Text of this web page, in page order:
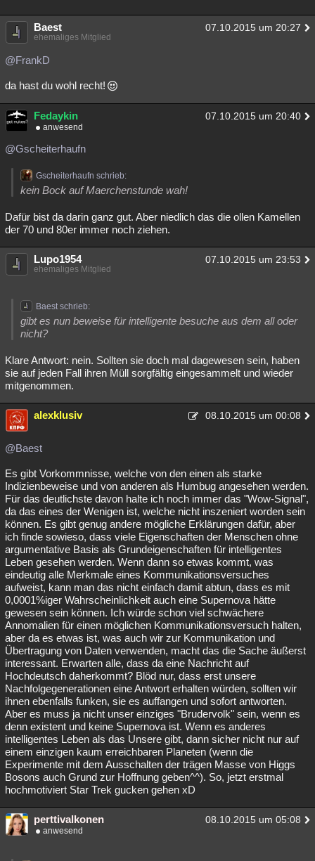
Baest 07.10.2015 um 20:27
ehemaliges Mitglied
@FrankD
da hast du wohl recht!
Fedaykin 07.10.2015 um 20:40
anwesend
@Gscheiterhaufn
Gscheiterhaufn schrieb:
kein Bock auf Maerchenstunde wah!
Dafür bist da darin ganz gut. Aber niedlich das die ollen Kamellen
der 70 und 80er immer noch ziehen.
Lupo1954 07.10.2015 um 23:53
ehemaliges Mitglied
Baest schrieb:
gibt es nun beweise für intelligente besuche aus dem all oder
nicht?
Klare Antwort: nein. Sollten sie doch mal dagewesen sein, haben
sie auf jeden Fall ihren Müll sorgfältig eingesammelt und wieder
mitgenommen.
alexklusiv 08.10.2015 um 00:08
@Baest
Es gibt Vorkommnisse, welche von den einen als starke
Indizienbeweise und von anderen als Humbug angesehen werden.
Für das deutlichste davon halte ich noch immer das "Wow-Signal",
da das eines der Wenigen ist, welche nicht inszeniert worden sein
können. Es gibt genug andere mögliche Erklärungen dafür, aber
ich finde sowieso, dass viele Eigenschaften der Menschen ohne
argumentative Basis als Grundeigenschaften für intelligentes
Leben gesehen werden. Wenn dann so etwas kommt, was
eindeutig alle Merkmale eines Kommunikationsversuches
aufweist, kann man das nicht einfach damit abtun, dass es mit
0,0001%iger Wahrscheinlichkeit auch eine Supernova hätte
gewesen sein können. Ich würde schon viel schwächere
Annomalien für einen möglichen Kommunikationsversuch halten,
aber da es etwas ist, was auch wir zur Kommunikation und
Übertragung von Daten verwenden, macht das die Sache äußerst
interessant. Erwarten alle, dass da eine Nachricht auf
Hochdeutsch daherkommt? Blöd nur, dass erst unsere
Nachfolgegenerationen eine Antwort erhalten würden, sollten wir
ihnen ebenfalls funken, sie es auffangen und sofort antworten.
Aber es muss ja nicht unser einziges "Brudervolk" sein, wenn es
denn existent und keine Supernova ist. Wenn es anderes
intelligentes Leben als das Unsere gibt, dann sicher nicht nur auf
einem einzigen kaum erreichbaren Planeten (wenn die
Experimente mit dem Ausschalten der trägen Masse von Higgs
Bosons auch Grund zur Hoffnung geben^^). So, jetzt erstmal
hochmotiviert Star Trek gucken gehen xD
perttivalkonen 08.10.2015 um 05:08
anwesend